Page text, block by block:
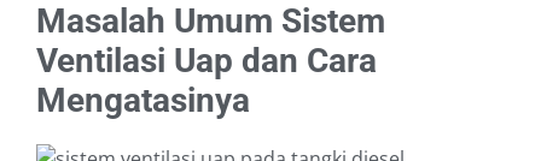
Masalah Umum Sistem
Ventilasi Uap dan Cara
Mengatasinya